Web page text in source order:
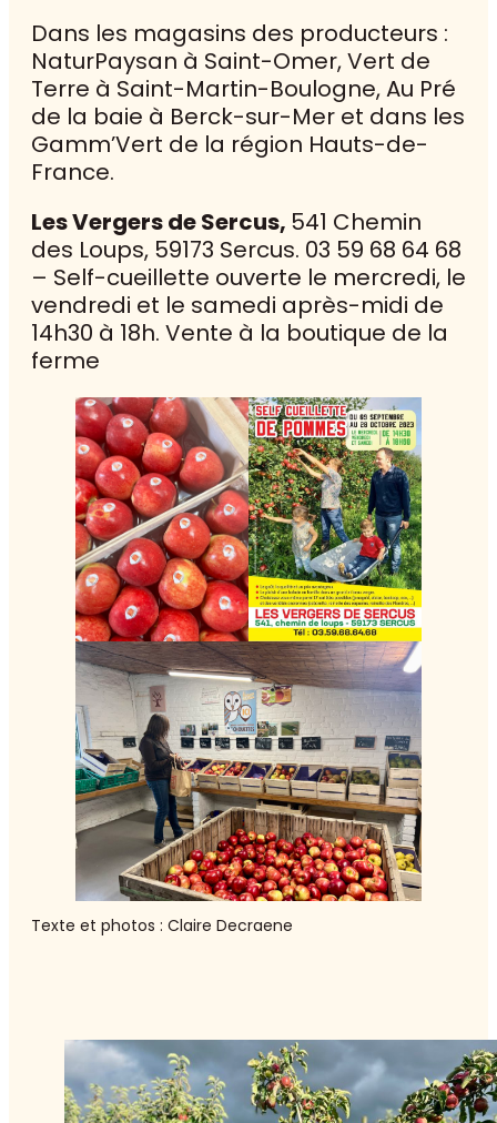
Dans les magasins des producteurs :
NaturPaysan à Saint-Omer, Vert de
Terre à Saint-Martin-Boulogne, Au Pré
de la baie à Berck-sur-Mer et dans les
Gamm’Vert de la région Hauts-de-
France.
Les Vergers de Sercus, 541 Chemin
des Loups, 59173 Sercus. 03 59 68 64 68
– Self-cueillette ouverte le mercredi, le
vendredi et le samedi après-midi de
14h30 à 18h. Vente à la boutique de la
ferme
Texte et photos : Claire Decraene